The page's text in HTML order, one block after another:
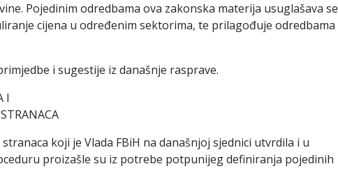
Pojedinim odredbama ova zakonska materija usuglašava se
cijena u određenim sektorima, te prilagođuje odredbama
i sugestije iz današnje rasprave.
I
koji je Vlada FBiH na današnjoj sjednici utvrdila i u
proizašle su iz potrebe potpunijeg definiranja pojedinih